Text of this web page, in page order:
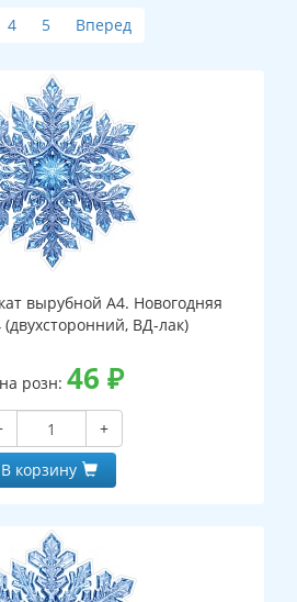
4 5 Вперед
вырубной А4. Новогодняя
ВД-лак)
розн: 46 ₽
+
В корзину